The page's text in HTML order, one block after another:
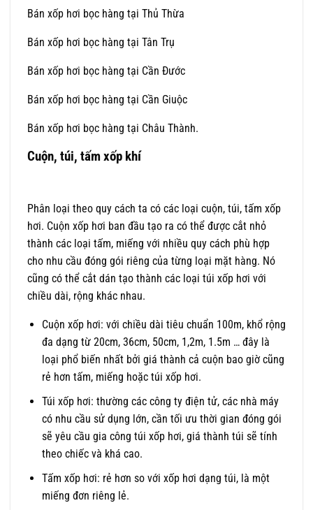
Bán xốp hơi bọc hàng tại Thủ Thừa
Bán xốp hơi bọc hàng tại Tân Trụ
Bán xốp hơi bọc hàng tại Cần Đước
Bán xốp hơi bọc hàng tại Cần Giuộc
Bán xốp hơi bọc hàng tại Châu Thành.
Cuộn, túi, tấm xốp khí
Phân loại theo quy cách ta có các loại cuộn, túi, tấm xốp
hơi. Cuộn xốp hơi ban đầu tạo ra có thể được cắt nhỏ
thành các loại tấm, miếng với nhiều quy cách phù hợp
cho nhu cầu đóng gói riêng của từng loại mặt hàng. Nó
cũng có thể cắt dán tạo thành các loại túi xốp hơi với
chiều dài, rộng khác nhau.
Cuộn xốp hơi: với chiều dài tiêu chuẩn 100m, khổ rộng
đa dạng từ 20cm, 36cm, 50cm, 1,2m, 1.5m … đây là
loại phổ biến nhất bởi giá thành cả cuộn bao giờ cũng
rẻ hơn tấm, miếng hoặc túi xốp hơi.
Túi xốp hơi: thường các công ty điện tử, các nhà máy
có nhu cầu sử dụng lớn, cần tối ưu thời gian đóng gói
sẽ yêu cầu gia công túi xốp hơi, giá thành túi sẽ tính
theo chiếc và khá cao.
Tấm xốp hơi: rẻ hơn so với xốp hơi dạng túi, là một
miếng đơn riêng lẻ.